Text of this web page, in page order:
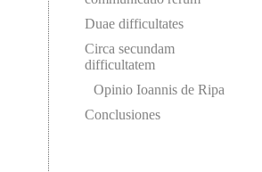
Duae difficultates
Circa secundam
difficultatem
Opinio Ioannis de Ripa
Conclusiones